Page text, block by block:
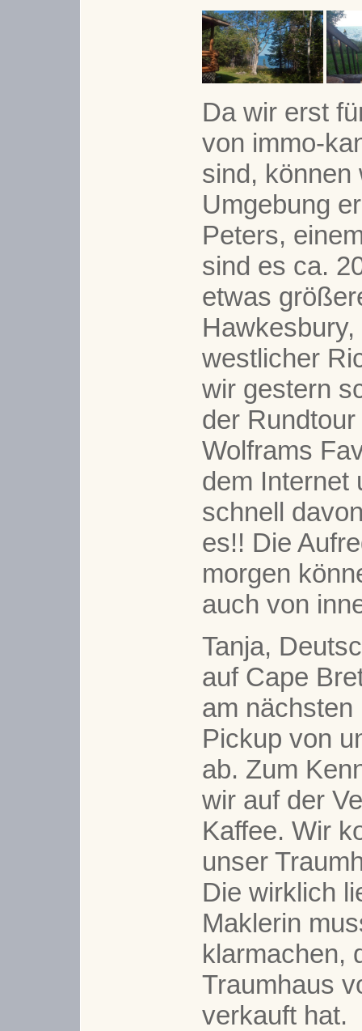
Da wir erst
von immo-
sind, können
Umgebung
Peters,
sind es ca.
etwas
westlicher
wir gestern
der
Wolframs
dem Internet
schnell
es!! Die
morgen
auch von
Tanja,
auf Cape
am nächsten
Pickup von
ab. Zum
wir auf der
Kaffee. Wir
unser
Die wirklich
Maklerin
klarmachen,
Traumhaus
verkauft hat.